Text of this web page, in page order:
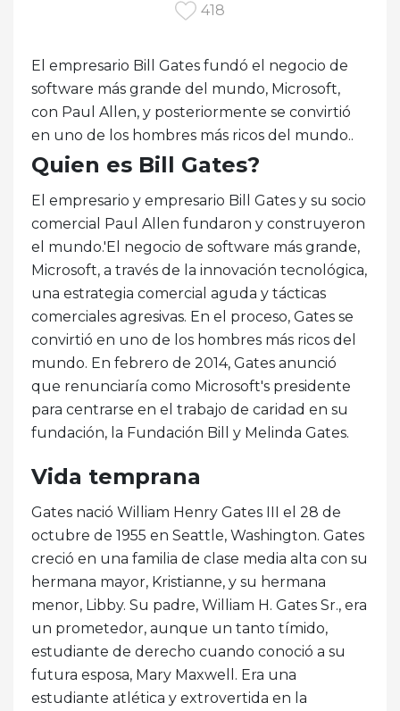
418
El empresario Bill Gates fundó el negocio de
software más grande del mundo, Microsoft,
con Paul Allen, y posteriormente se convirtió
en uno de los hombres más ricos del mundo..
Quien es Bill Gates?
El empresario y empresario Bill Gates y su socio
comercial Paul Allen fundaron y construyeron
el mundo.'El negocio de software más grande,
Microsoft, a través de la innovación tecnológica,
una estrategia comercial aguda y tácticas
comerciales agresivas. En el proceso, Gates se
convirtió en uno de los hombres más ricos del
mundo. En febrero de 2014, Gates anunció
que renunciaría como Microsoft's presidente
para centrarse en el trabajo de caridad en su
fundación, la Fundación Bill y Melinda Gates.
Vida temprana
Gates nació William Henry Gates III el 28 de
octubre de 1955 en Seattle, Washington. Gates
creció en una familia de clase media alta con su
hermana mayor, Kristianne, y su hermana
menor, Libby. Su padre, William H. Gates Sr., era
un prometedor, aunque un tanto tímido,
estudiante de derecho cuando conoció a su
futura esposa, Mary Maxwell. Era una
estudiante atlética y extrovertida en la